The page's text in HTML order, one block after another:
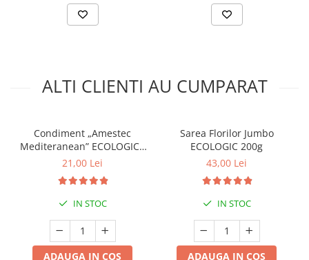
ALTI CLIENTI AU CUMPARAT
Condiment „Amestec
Mediteranean” ECOLOGIC -
15g (Recipient Sticlă)
21,00 Lei
IN STOC
ADAUGA IN COS
Sarea Florilor Jumbo
ECOLOGIC 200g
43,00 Lei
IN STOC
ADAUGA IN COS